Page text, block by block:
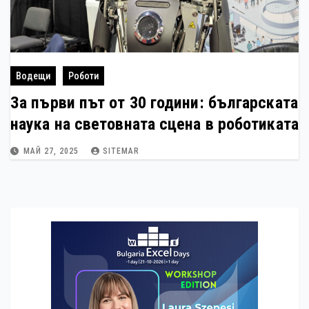
Водещи Роботи
За първи път от 30 години: българската
наука на световната сцена в роботиката
МАЙ 27, 2025 SITEMAR